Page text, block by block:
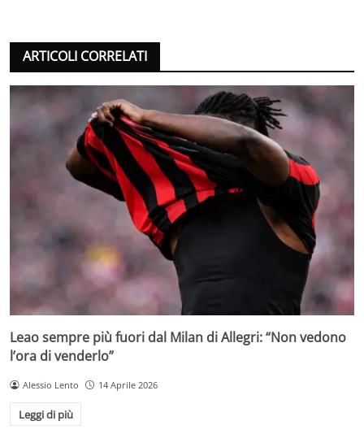
ARTICOLI CORRELATI
Leao sempre più fuori dal Milan di Allegri: “Non vedono
l’ora di venderlo”
Alessio Lento 14 Aprile 2026
Leggi di più